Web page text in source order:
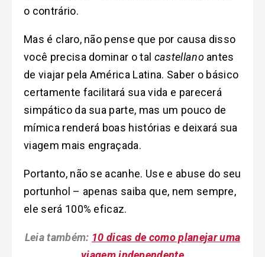
o contrário.
Mas é claro, não pense que por causa disso
você precisa dominar o tal castellanoantes
de viajar pela América Latina. Saber o básico
certamente facilitará sua vida e parecerá
simpático da sua parte, mas um pouco de
mímica renderá boas histórias e deixará sua
viagem mais engraçada.
Portanto, não se acanhe. Use e abuse do seu
portunhol – apenas saiba que, nem sempre,
ele será 100% eficaz.
Leia também: 10 dicas de como planejar uma